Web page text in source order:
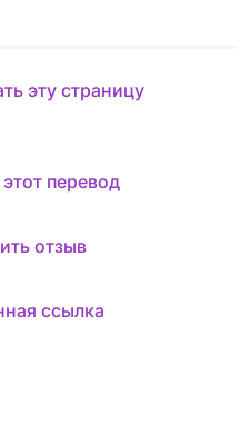
эту страницу
перевод
отзыв
ссылка